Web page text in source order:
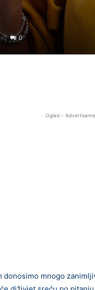
0
Oglasi -
donosimo mnogo